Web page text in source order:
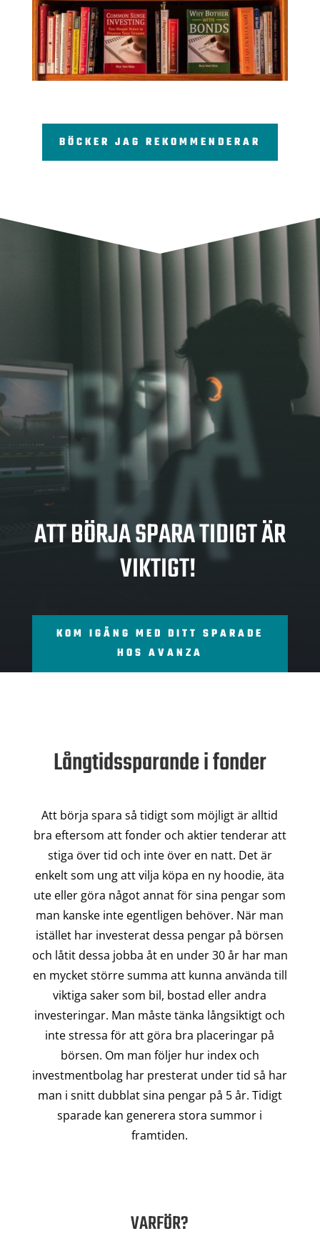
BÖCKER JAG REKOMMENDERAR
SPA
RA
ATT BÖRJA SPARA TIDIGT ÄR
VIKTIGT!
KOM IGÅNG MED DITT SPARADE
HOS AVANZA
Långtidssparande i fonder
Att börja spara så tidigt som möjligt är alltid
bra eftersom att fonder och aktier tenderar att
stiga över tid och inte över en natt. Det är
enkelt som ung att vilja köpa en ny hoodie, äta
ute eller göra något annat för sina pengar som
man kanske inte egentligen behöver. När man
istället har investerat dessa pengar på börsen
och låtit dessa jobba åt en under 30 år har man
en mycket större summa att kunna använda till
viktiga saker som bil, bostad eller andra
investeringar. Man måste tänka långsiktigt och
inte stressa för att göra bra placeringar på
börsen. Om man följer hur index och
investmentbolag har presterat under tid så har
man i snitt dubblat sina pengar på 5 år. Tidigt
sparade kan generera stora summor i
framtiden.
VARFÖR?